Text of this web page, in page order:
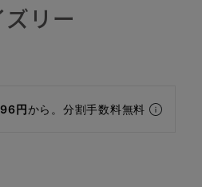
リー
円から。分割手数料無料